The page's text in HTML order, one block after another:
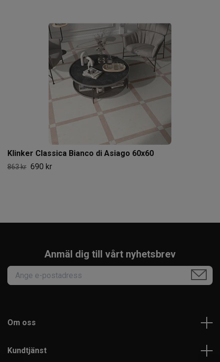
Klinker Classica Bianco di Asiago 60x60
863 kr 690 kr
Anmäl dig till vårt nyhetsbrev
Om oss
Kundtjänst